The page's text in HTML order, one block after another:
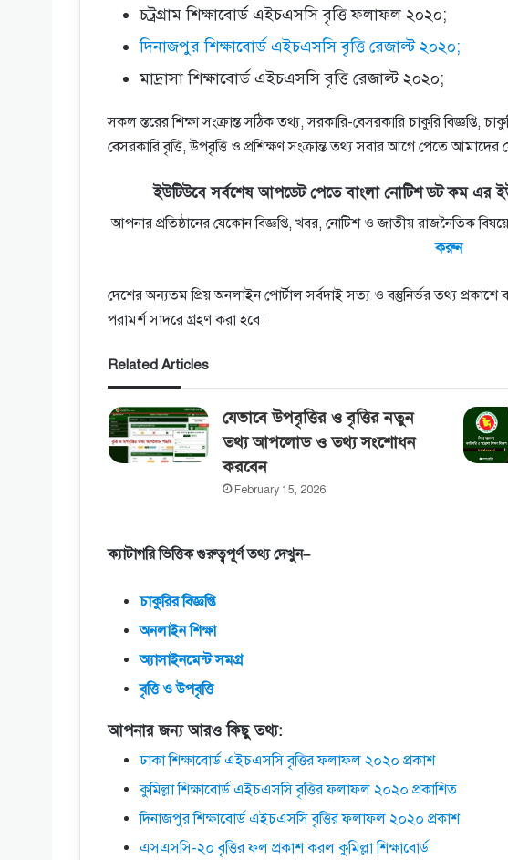
চট্রগ্রাম শিক্ষাবোর্ড এইচএসসি বৃত্তি ফলাফল ২০২০;
দিনাজপুর শিক্ষাবোর্ড এইচএসসি বৃত্তি রেজাল্ট ২০২০;
মাদ্রাসা শিক্ষাবোর্ড এইচএসসি বৃত্তি রেজাল্ট ২০২০;
সকল স্তরের শিক্ষা সংক্রান্ত সঠিক তথ্য, সরকারি-বেসরকারি চাকুরি বিজ্ঞপ্তি,
বেসরকারি বৃত্তি, উপবৃত্তি ও প্রশিক্ষণ সংক্রান্ত তথ্য সবার আগে পেতে
ইউটিউবে সর্বশেষ আপডেট পেতে বাংলা নোটিশ ডট কম এর
আপনার প্রতিষ্ঠানের যেকোন বিজ্ঞপ্তি, খবর, নোটিশ ও জাতীয় রাজনৈতিক
করুন
দেশের অন্যতম প্রিয় অনলাইন পোর্টাল সর্বদাই সত্য ও বস্তুনির্ভর তথ্য
পরামর্শ সাদরে গ্রহণ করা হবে।
Related Articles
যেভাবে উপবৃত্তির ও বৃত্তির নতুন
তথ্য আপলোড ও তথ্য সংশোধন
করবেন
February 15, 2026
ক্যাটাগরি ভিত্তিক গুরুত্বপূর্ণ তথ্য দেখুন–
চাকুরির বিজ্ঞপ্তি
অনলাইন শিক্ষা
অ্যাসাইনমেন্ট সমগ্র
বৃত্তি ও উপবৃত্তি
আপনার জন্য আরও কিছু তথ্য:
ঢাকা শিক্ষাবোর্ড এইচএসসি বৃত্তির ফলাফল ২০২০ প্রকাশ
কুমিল্লা শিক্ষাবোর্ড এইচএসসি বৃত্তির ফলাফল ২০২০ প্রকাশিত
দিনাজপুর শিক্ষাবোর্ড এইচএসসি বৃত্তির ফলাফল ২০২০ প্রকাশ
এসএসসি-২০ বৃত্তির ফল প্রকাশ করল কুমিল্লা শিক্ষাবোর্ড